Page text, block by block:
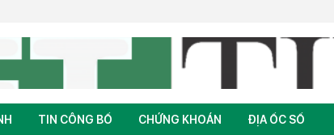
TIN CÔNG BỐ CHỨNG KHOÁN ĐỊA ỐC SỐ